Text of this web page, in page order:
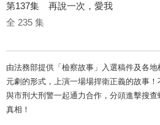
第137集 再說一次，愛我
全 235 集
由法務部提供「檢察故事」入選稿件及各
元劇的形式，上演一場場捍衛正義的故事
與市刑大刑警一起通力合作，分頭進擊搜
真相！